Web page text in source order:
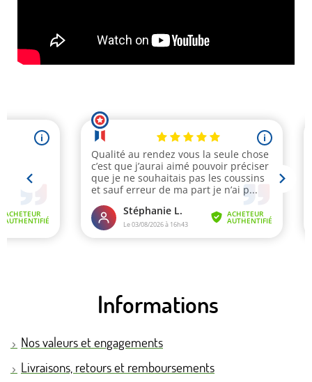
Informations
Nos valeurs et engagements
Livraisons, retours et remboursements